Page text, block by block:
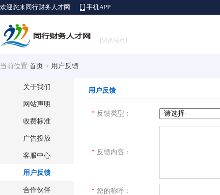
欢迎您来同行财务人才网 手机APP
[切换站点]
当前位置 首页 > 用户反馈
关于我们
网站声明
收费标准
广告投放
客服中心
用户反馈
合作伙伴
用户反馈
* 反馈类型：
* 反馈内容：
* 您的称呼：